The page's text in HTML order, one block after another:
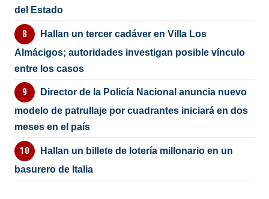
del Estado
Hallan un tercer cadáver en Villa Los
Almácigos; autoridades investigan posible vínculo
entre los casos
Director de la Policía Nacional anuncia nuevo
modelo de patrullaje por cuadrantes iniciará en dos
meses en el país
Hallan un billete de lotería millonario en un
basurero de Italia